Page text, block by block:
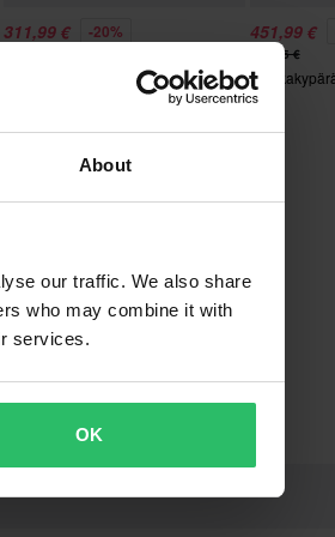
About
our traffic. We also share
who may combine it with
services.
OK
311,99 € -20%
Adventure-Kypärä 509 Latitude
Ignite System Moottorikelkka
451,99 €
799,95 €
Div